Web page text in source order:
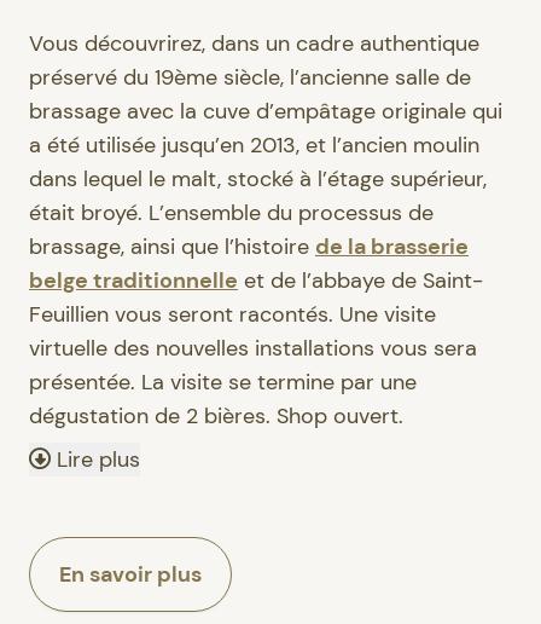
Vous découvrirez, dans un cadre authentique
préservé du 19ème siècle, l’ancienne salle de
brassage avec la cuve d’empâtage originale qui
a été utilisée jusqu’en 2013, et l’ancien moulin
dans lequel le malt, stocké à l’étage supérieur,
était broyé. L’ensemble du processus de
brassage, ainsi que l’histoire de la brasserie
belge traditionnelle et de l’abbaye de Saint-
Feuillien vous seront racontés. Une visite
virtuelle des nouvelles installations vous sera
présentée. La visite se termine par une
dégustation de 2 bières. Shop ouvert.
Lire plus
En savoir plus